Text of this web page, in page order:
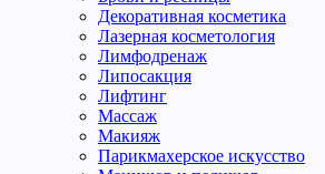
Декоративная косметика
Лазерная косметология
Лимфодренаж
Липосакция
Лифтинг
Массаж
Макияж
Парикмахерское искусство